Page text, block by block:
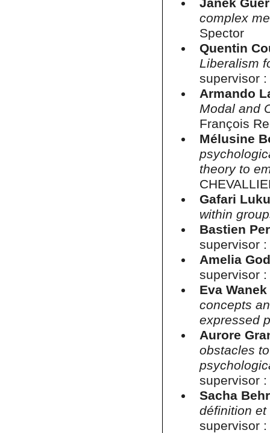
complex
Spector
Quentin
Liberalism
supervisor
Armando
Modal and
François
Mélusine
theory to
Gafari
within
Bastien
supervisor
Amelia
supervisor
Eva Wanek
concepts
expressed
Aurore
obstacles
supervisor
Sacha
définition
supervisor :